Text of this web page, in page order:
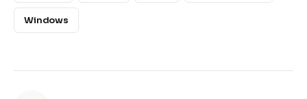
Windows